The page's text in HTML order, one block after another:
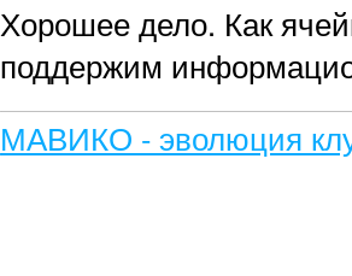
Хорошее дело. Как
поддержим
МАВИКО - эволюция